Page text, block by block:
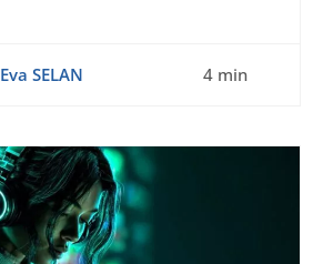
Eva SELAN 4 min